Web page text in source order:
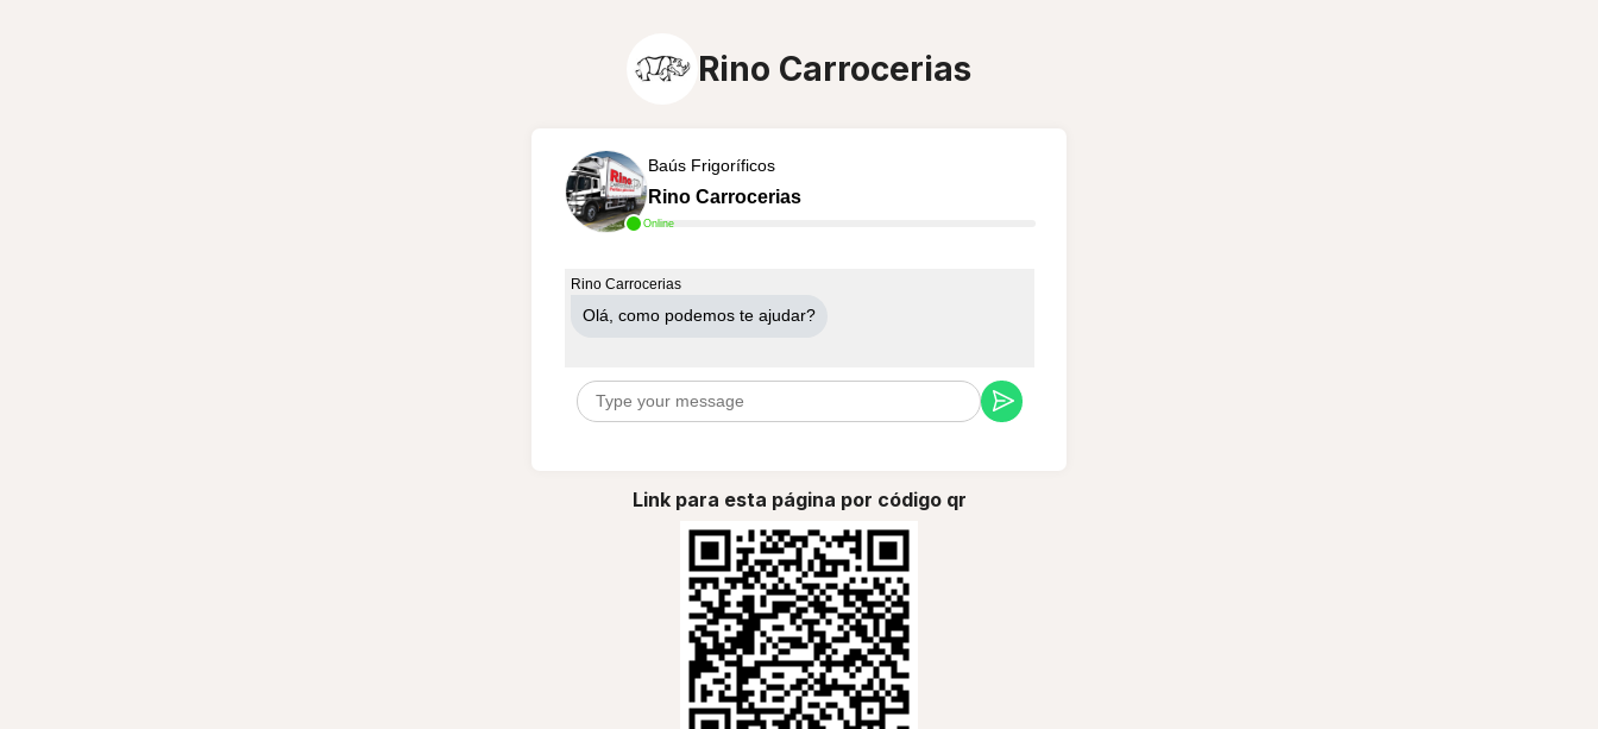
Rino Carrocerias
Online
Baús Frigoríficos
Rino Carrocerias
Rino Carrocerias
Olá, como podemos te ajudar?
Link para esta página por código qr